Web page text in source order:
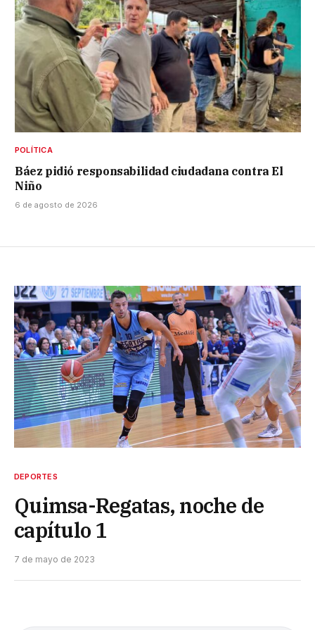
POLÍTICA
Báez pidió responsabilidad ciudadana contra El
Niño
6 de agosto de 2026
DEPORTES
Quimsa-Regatas, noche de
capítulo 1
7 de mayo de 2023